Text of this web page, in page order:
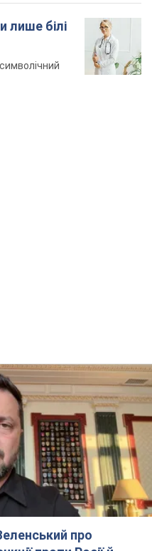
про
проти Росії й
до спільного проєкту
Сікорський закликав
ворожих ракет над
російських ракет над